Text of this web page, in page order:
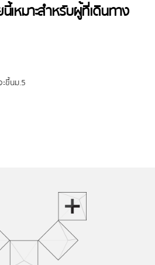
นี้เหมาะสำหรับผู้ที่เดินทาง
ขึ้นม.5